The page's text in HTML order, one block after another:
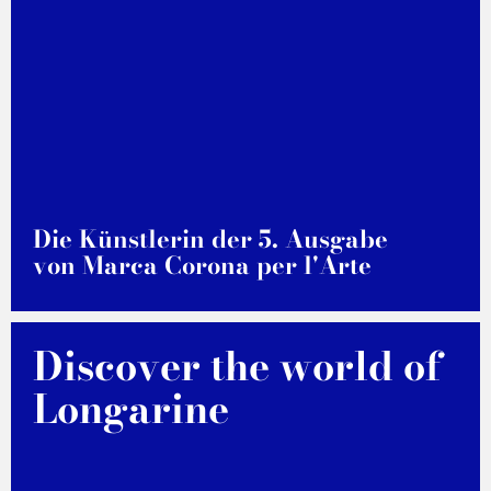
Die Künstlerin der 5. Ausgabe
von Marca Corona per l'Arte
Discover the world of
Longarine